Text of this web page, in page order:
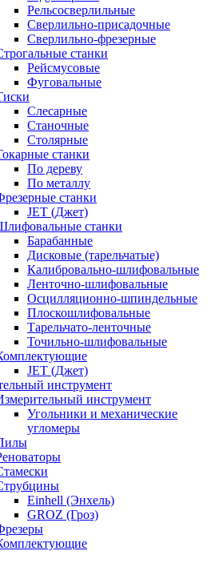
Рельсосверлильные
Сверлильно-присадочные
Сверлильно-фрезерные
станки
Рейсмусовые
Фуговальные
Слесарные
Станочные
Столярные
станки
По дереву
По металлу
станки
JET (Джет)
станки
Барабанные
Дисковые (тарельчатые)
Калибровально-шлифовальные
Ленточно-шлифовальные
Осцилляционно-шпиндельные
Плоскошлифовальные
Тарельчато-ленточные
Точильно-шлифовальные
JET (Джет)
инструмент
инструмент
Угольники и механические
угломеры
Einhell (Энхель)
GROZ (Гроз)